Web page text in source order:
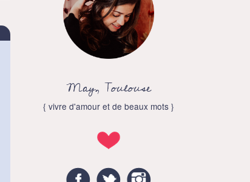
May, Toulouse
{ vivre d'amour et de beaux mots }
FacebookTwitter